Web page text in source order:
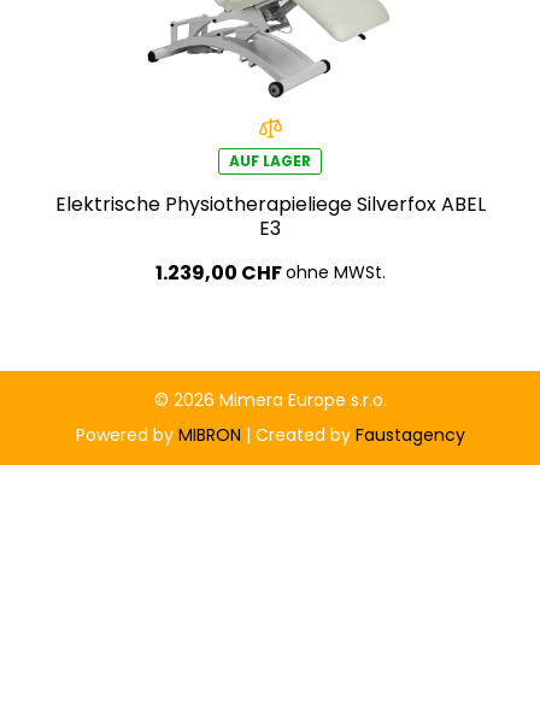
AUF LAGER
Elektrische Physiotherapieliege Silverfox ABEL
E3
1.239,00 CHFohne MWSt.
© 2026 Mimera Europe s.r.o.
Powered by MIBRON | Created by Faustagency